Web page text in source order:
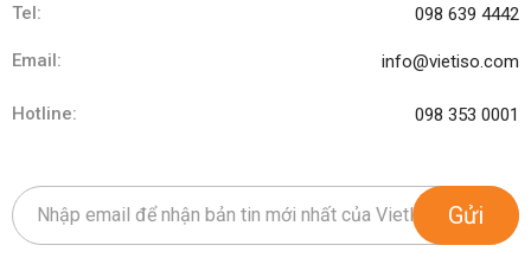
Tel: 098 639 4442
Email: info@vietiso.com
Hotline: 098 353 0001
Gửi